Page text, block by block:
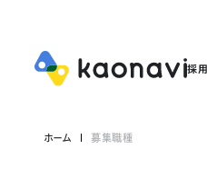
ホーム 募集職種